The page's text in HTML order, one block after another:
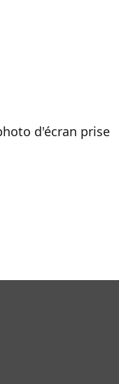
d'écran prise